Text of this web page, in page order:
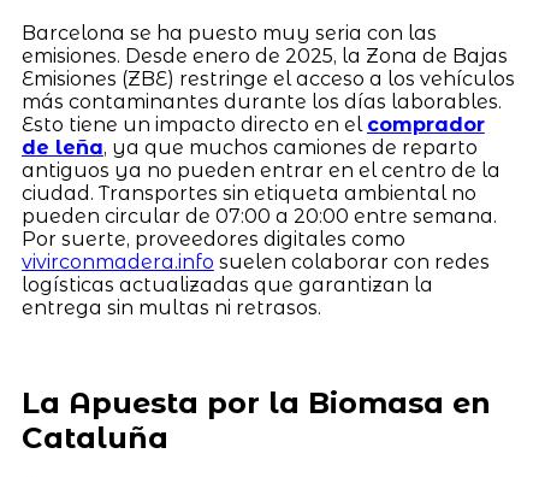
Barcelona se ha puesto muy seria con las
emisiones. Desde enero de 2025, la Zona de Bajas
Emisiones (ZBE) restringe el acceso a los vehículos
más contaminantes durante los días laborables.
Esto tiene un impacto directo en el comprador
de leña, ya que muchos camiones de reparto
antiguos ya no pueden entrar en el centro de la
ciudad. Transportes sin etiqueta ambiental no
pueden circular de 07:00 a 20:00 entre semana.
Por suerte, proveedores digitales como
vivirconmadera.info suelen colaborar con redes
logísticas actualizadas que garantizan la
entrega sin multas ni retrasos.
La Apuesta por la Biomasa en
Cataluña